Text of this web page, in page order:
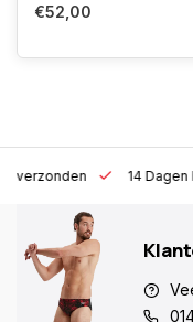
€52,00
h verzonden 14